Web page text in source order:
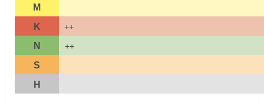
M
K
++
N ++
S
H